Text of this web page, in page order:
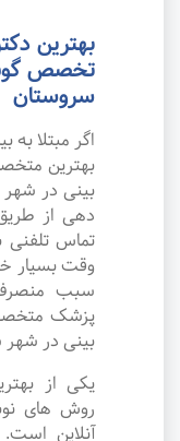
بهترین
تخصص
سروستان
اگر مبتلا به
بهترین
بینی در شهر
دهی از
تماس تلفنی
وقت بسیار
سبب منصرف
پزشک
بینی در
یکی از
روش های
آنلاین